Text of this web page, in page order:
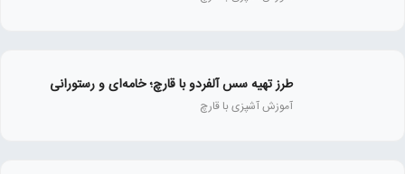
طرز تهیه سس آلفردو با قارچ؛ خامه‌ای و رستورانی
آموزش آشپزی با قارچ